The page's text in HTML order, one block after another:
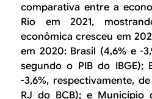
comparativa entre a
Rio em 2021,
econômica cresceu em
em 2020: Brasil (4,6% e -
segundo o PIB do IBGE);
-3,6%, respectivamente,
RJ do BCB); e Município